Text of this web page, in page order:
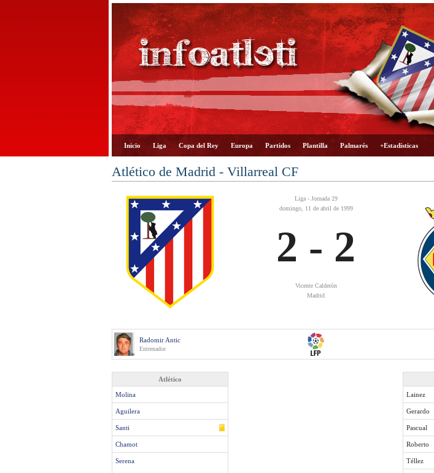
Inicio Liga Copa del Rey Europa Partidos Plantilla Palmarés +Estadísticas
Atlético de Madrid - Villarreal CF
Liga - Jornada 29
domingo, 11 de abril de 1999
2 - 2
Vicente Calderón
Madrid
Radomir Antic
Entrenador
Atlético
Molina
Aguilera
Santi
Chamot
Serena
Lainez
Gerardo
Pascual
Roberto
Téllez